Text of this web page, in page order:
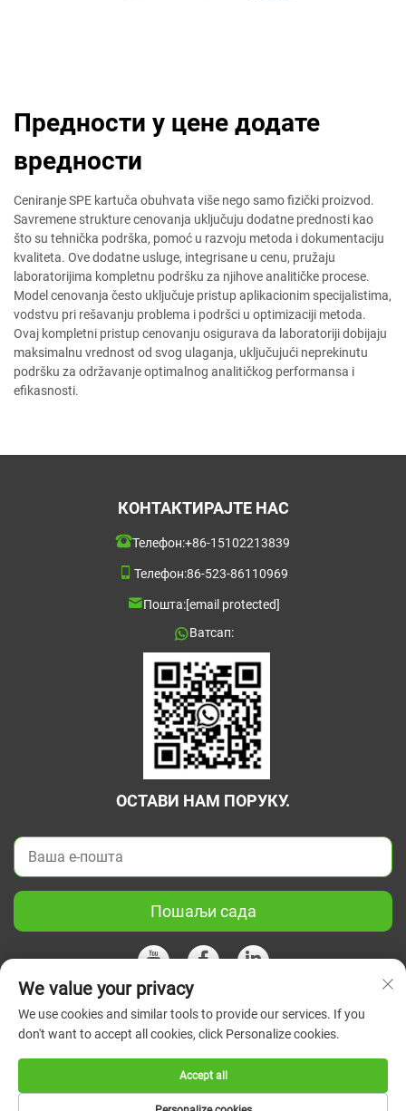
Предности у цене додате
вредности
Ceniranje SPE kartuča obuhvata više nego samo fizički proizvod.
Savremene strukture cenovanja uključuju dodatne prednosti kao
što su tehnička podrška, pomoć u razvoju metoda i dokumentaciju
kvaliteta. Ove dodatne usluge, integrisane u cenu, pružaju
laboratorijima kompletnu podršku za njihove analitičke procese.
Model cenovanja često uključuje pristup aplikacionim specijalistima,
vodstvu pri rešavanju problema i podršci u optimizaciji metoda.
Ovaj kompletni pristup cenovanju osigurava da laboratoriji dobijaju
maksimalnu vrednost od svog ulaganja, uključujući neprekinutu
podršku za održavanje optimalnog analitičkog performansa i
efikasnosti.
КОНТАКТИРАЈТЕ НАС
Телефон:+86-15102213839
Телефон:86-523-86110969
Пошта:[email protected]
Ватсап:
ОСТАВИ НАМ ПОРУКУ.
Пошаљи сада
Ауторско право © 2026 Кина Јиангсу Зелени Унион Научни
Инструмент Цо, Лтд. Сва права су задржана.
приватности
We value your privacy
We use cookies and similar tools to provide our services. If you
don't want to accept all cookies, click Personalize cookies.
Accept all